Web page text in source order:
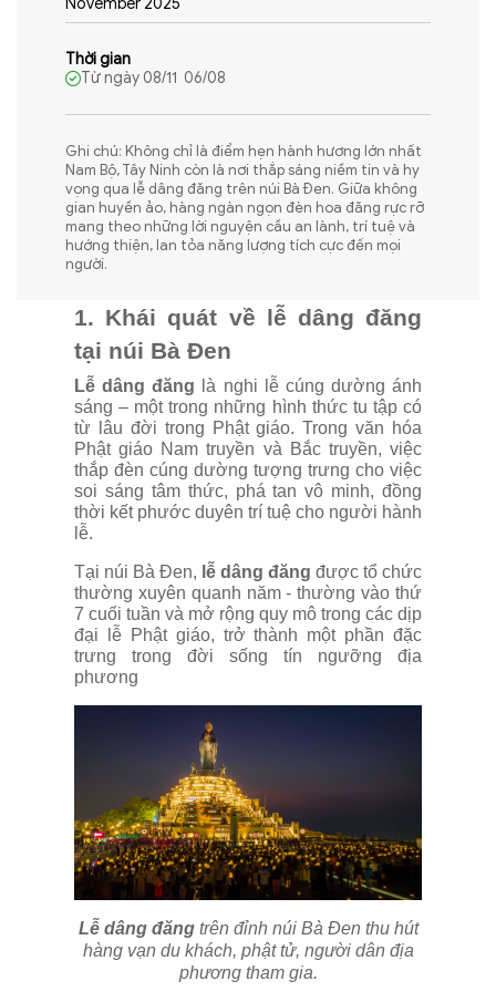
1. Khái quát về lễ dâng đăng
tại núi Bà Đen
Lễ dâng đăng là nghi lễ cúng dường ánh
sáng – một trong những hình thức tu tập có
từ lâu đời trong Phật giáo. Trong văn hóa
Phật giáo Nam truyền và Bắc truyền, việc
thắp đèn cúng dường tượng trưng cho việc
soi sáng tâm thức, phá tan vô minh, đồng
thời kết phước duyên trí tuệ cho người hành
lễ.
Tại núi Bà Đen, lễ dâng đăng được tổ chức
thường xuyên quanh năm - thường vào thứ
7 cuối tuần và mở rộng quy mô trong các dịp
đại lễ Phật giáo, trở thành một phần đặc
trưng trong đời sống tín ngưỡng địa
phương
Lễ dâng đăngtrên đỉnh núi Bà Đen thu hút
hàng vạn du khách, phật tử, người dân địa
phương tham gia.
November 2025
Thời gian
Từ ngày 08/11 06/08
Ghi chú: Không chỉ là điểm hẹn hành hương lớn nhất
Nam Bộ, Tây Ninh còn là nơi thắp sáng niềm tin và hy
vọng qua lễ dâng đăng trên núi Bà Đen. Giữa không
gian huyền ảo, hàng ngàn ngọn đèn hoa đăng rực rỡ
mang theo những lời nguyện cầu an lành, trí tuệ và
hướng thiện, lan tỏa năng lượng tích cực đến mọi
người.